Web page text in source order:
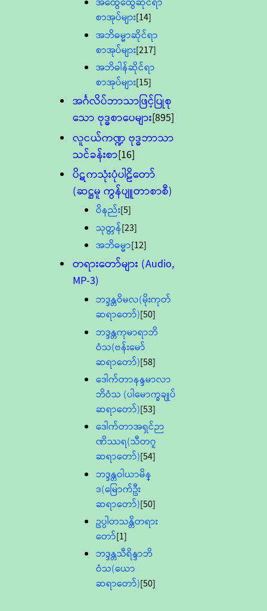
စာအုပ်များ[14]
အဘိဓမ္မာဆိုင်ရာ
စာအုပ်များ[217]
အဘိဓါန်ဆိုင်ရာ
စာအုပ်များ[15]
အင်္ဂလိပ်ဘာသာဖြင့်ပြုစု
သော ဗုဒ္ဓစာပေများ[895]
လူငယ်ကဏ္ဍ ဗုဒ္ဓဘာသာ
သင်ခန်းစာ[16]
ပိဋကသုံးပုံပါဠိတော်
(ဆဋ္ဌမူ ကွန်ပျူတာစာစီ)
ဝိနည်း[5]
သုတ္တန်[23]
အဘိဓမ္မာ[12]
တရားတော်များ (Audio,
MP-3)
ဘဒ္ဒန္တဝိမလ(မိုးကုတ်
ဆရာတော်)[50]
ဘဒ္ဒန္တကုမာရာဘိ
ဝံသ(ဗန်းမော်
ဆရာတော်)[58]
ဒေါက်တာနန္ဒမာလာ
ဘိဝံသ (ပါမောက္ခချုပ်
ဆရာတော်)[53]
ဒေါက်တာအရှင်ဉာ
ဏိဿရ(သီတဂူ
ဆရာတော်)[54]
ဘဒ္ဒန္တဝါယာမိန္
ဒ(မြောက်ဦး
ဆရာတော်)[50]
ဥပ္ပါတသန္တိတရား
တော်[1]
ဘဒ္ဒန္တသီရိန္ဒာဘိ
ဝံသ(ယော
ဆရာတော်)[50]